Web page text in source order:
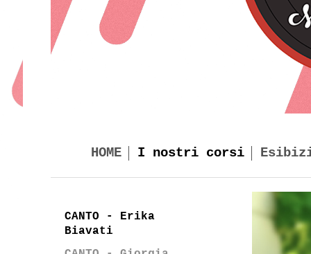
HOME I nostri corsi
CANTO - Erika
Biavati